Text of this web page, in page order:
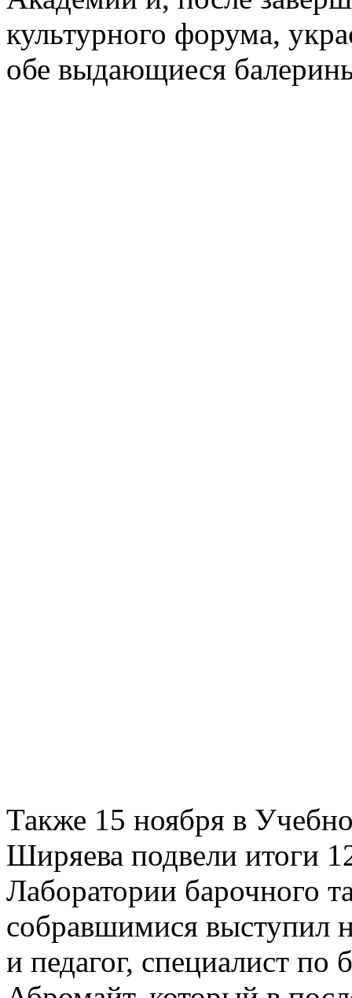
культурного форума,
обе выдающиеся
Также 15 ноября в
Ширяева подвели итоги
Лаборатории барочного
собравшимися выступил
и педагог, специалист по